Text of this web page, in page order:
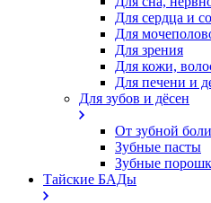
Для сердца и
Для
Для зрения
Для кожи,
Для печени и
Для зубов и дёсен
От зубной боли
Зубные пасты
Зубные
Тайские БАДы